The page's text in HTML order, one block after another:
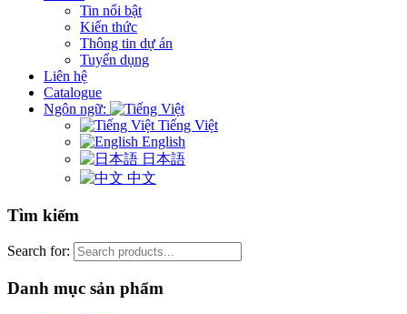
Tin nổi bật
Kiến thức
Thông tin dự án
Tuyển dụng
Liên hệ
Catalogue
Ngôn ngữ:
Tiếng Việt
English
日本語
中文
Tìm kiếm
Search for:
Danh mục sản phẩm